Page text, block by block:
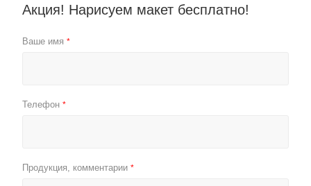
Акция! Нарисуем макет бесплатно!
Ваше имя *
Телефон *
Продукция, комментарии *